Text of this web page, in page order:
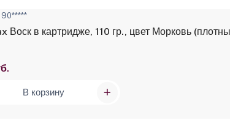
90*****
Depilflax Воск в
В корзину